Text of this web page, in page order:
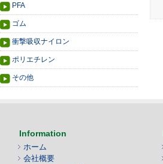
PFA
ゴム
衝撃吸収ナイロン
ポリエチレン
その他
Information
ホーム
会社概要